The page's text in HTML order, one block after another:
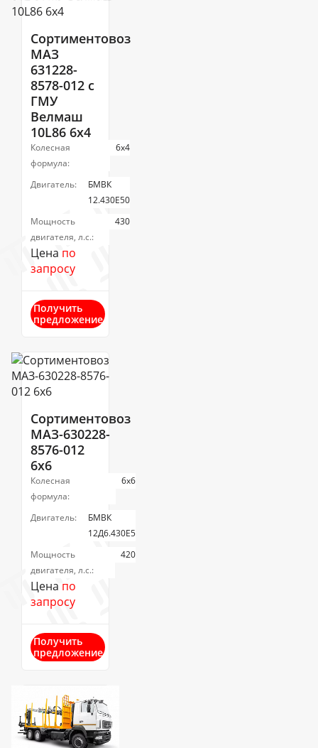
Сортиментовоз
МАЗ
631228-
8578-012 с
ГМУ
Велмаш
10L86 6х4
Колесная
формула:
6х4
Двигатель:
БМВК
12.430E50
Мощность
двигателя, л.с.:
430
Цена по
запросу
Получить
предложение
Сортиментовоз
МАЗ-630228-
8576-012
6х6
Колесная
формула:
6х6
Двигатель:
БМВК
12Д6.430Е5
Мощность
двигателя, л.с.:
420
Цена по
запросу
Получить
предложение